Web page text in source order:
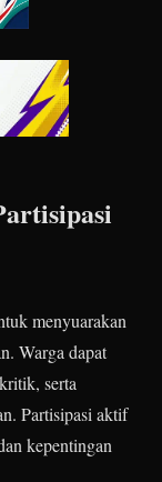
menyuarakan
Warga dapat
serta
Partisipasi aktif
kepentingan